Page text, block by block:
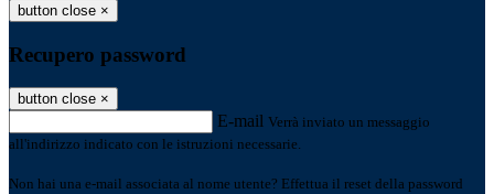
button close ×
Recupero password
button close ×
E-mail Verrà inviato un messaggio
all'indirizzo indicato con le istruzioni necessarie.
Non hai una e-mail associata al nome utente? Effettua il reset della password